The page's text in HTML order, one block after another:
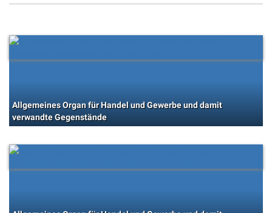
Allgemeines Organ für Handel und Gewerbe und damit
verwandte Gegenstände